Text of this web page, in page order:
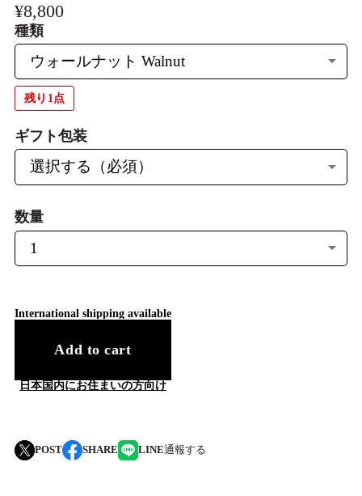
¥8,800
種類
残り1点
ギフト包装
数量
International shipping available
Add to cart
日本国内にお住まいの方向け
POST SHARE LINE通報する